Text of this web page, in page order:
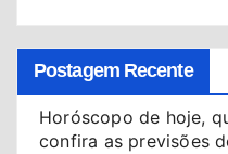
Postagem Recente
Horóscopo de hoje,
confira as previsões